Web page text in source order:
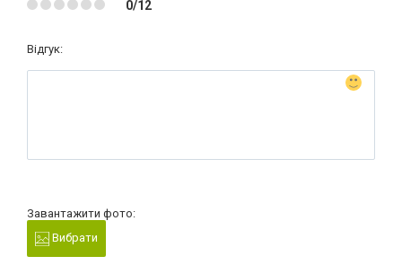
0/12
Відгук:
Завантажити фото:
Вибрати